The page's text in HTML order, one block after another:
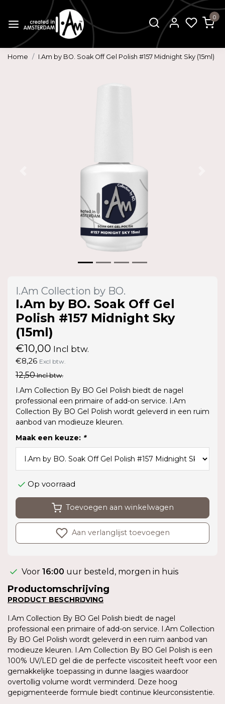
0
Home I.Am by BO. Soak Off Gel Polish #157 Midnight Sky (15ml)
I.Am Collection by BO.
I.Am by BO. Soak Off Gel
Polish #157 Midnight Sky
(15ml)
€10,00 Incl btw.
€8,26 Excl btw.
12,50Incl btw.
I.Am Collection By BO Gel Polish biedt de nagel
professional een primaire of add-on service. I.Am
Collection By BO Gel Polish wordt geleverd in een ruim
aanbod van modieuze kleuren.
Maak een keuze: *
Op voorraad
Toevoegen aan winkelwagen
Aan verlanglijst toevoegen
Voor 16:00 uur besteld, morgen in huis
Productomschrijving
PRODUCT BESCHRIJVING
I.Am Collection By BO Gel Polish biedt de nagel
professional een primaire of add-on service. I.Am Collection
By BO Gel Polish wordt geleverd in een ruim aanbod van
modieuze kleuren. I.Am Collection By BO Gel Polish is een
100% UV/LED gel die de perfecte viscositeit heeft voor een
gemakkelijke toepassing in dunne laagjes waardoor
overtollig volume wordt verminderd. Deze hoog
gepigmenteerde formule biedt continue kleurconsistentie.